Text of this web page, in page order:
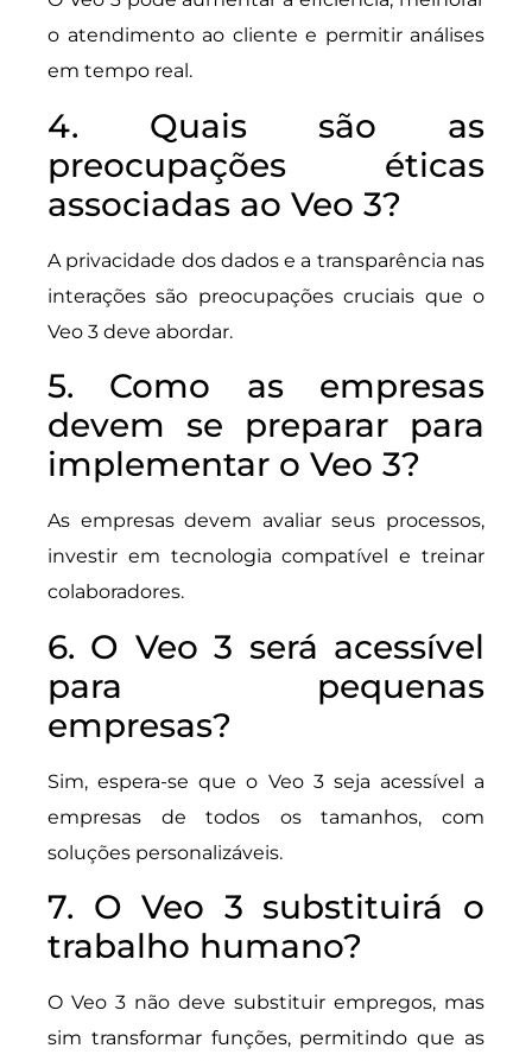
o atendimento ao cliente e permitir análises
em tempo real.
4. Quais são as
preocupações éticas
associadas ao Veo 3?
A privacidade dos dados e a transparência nas
interações são preocupações cruciais que o
Veo 3 deve abordar.
5. Como as empresas
devem se preparar para
implementar o Veo 3?
As empresas devem avaliar seus processos,
investir em tecnologia compatível e treinar
colaboradores.
6. O Veo 3 será acessível
para pequenas
empresas?
Sim, espera-se que o Veo 3 seja acessível a
empresas de todos os tamanhos, com
soluções personalizáveis.
7. O Veo 3 substituirá o
trabalho humano?
O Veo 3 não deve substituir empregos, mas
sim transformar funções, permitindo que as